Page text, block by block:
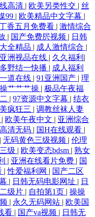
福利在线aa 老司机制服丝袜
在线播放 久草老司机 日韩人
色视频大全网站 欧美色图欧
黄色亚洲日夜在线 日韩勉费A
玖9热在线 超碰在线免费9 91
人人摸人人操91 激情va
拍 影音先锋在线三级 欧洲操
逼 蜜臀91 欧美日韩在线a 老
福利软件导航 久草老女合集
高清 | 欧美另类性交 | 丝
99 | 欧美精品中文字幕 |
香五月免费看 | 激情综合
| 国产免费屄视频 | 日韩
全精品 | 成人激情综合 |
洲视品在线 | 久久福利 |
野结一快播 | 成人福利
道在线 | 91亚洲国产 | 理
艹艹艹操 | 极品午夜福
| 97资源中文字幕 | 结衣
疯狂三 | 调教丝袜人妻
| 欧美午夜中文 | 亚洲综合
清无码 | 国H在线观看 |
| 无码黄色三级视频 | 伦理
级 | 欧美变态bdsm | 熟女
| 亚洲在线看片免费 | 国
|性爱福利网 | 国产二区
| 日韩无码电影网址 | 日
级片 | 自拍第1页 | 操操
| 永久无码网站 | 欧美国
看 | 国产va视频 | 日韩无